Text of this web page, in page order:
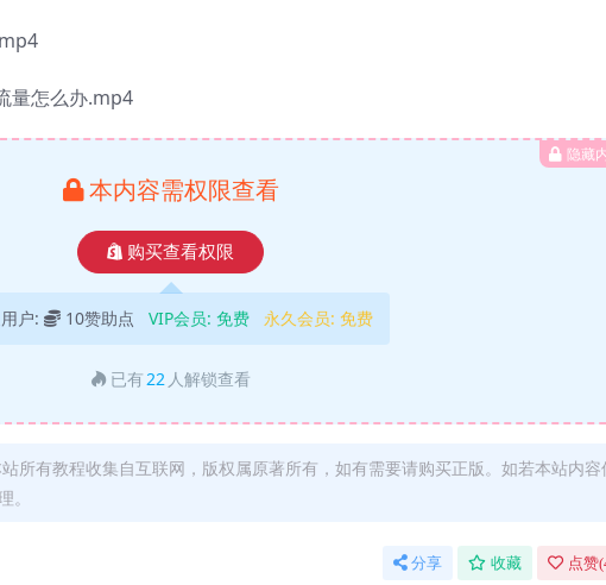
量怎么办.mp4
隐藏
本内容需权限查看
购买查看权限
户: 10赞助点 VIP会员: 免费 永久会员: 免费
已有22 人解锁查看
所有教程收集自互联网，版权属原著所有，如有需要请购买正版。如若本站内容
。
分享 收藏 点赞(